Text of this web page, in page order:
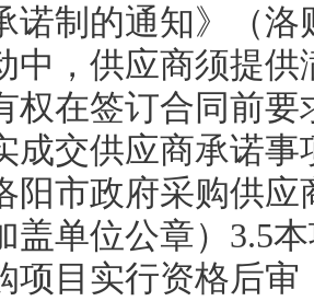
诺制的通知》（洛
中，供应商须提
权在签订合同前
成交供应商承诺
阳市政府采购供
盖单位公章）3.5
项目实行资格后